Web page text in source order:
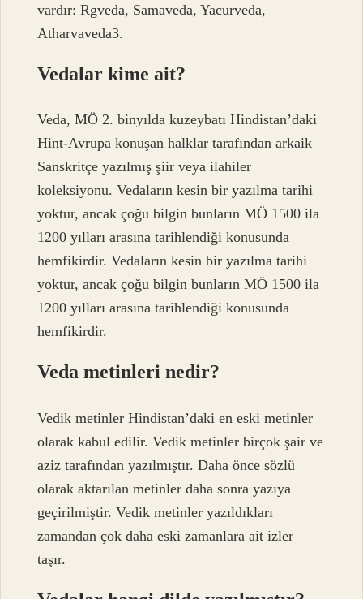
vardır: Rgveda, Samaveda, Yacurveda,
Atharvaveda3.
Vedalar kime ait?
Veda, MÖ 2. binyılda kuzeybatı Hindistan’daki
Hint-Avrupa konuşan halklar tarafından arkaik
Sanskritçe yazılmış şiir veya ilahiler
koleksiyonu. Vedaların kesin bir yazılma tarihi
yoktur, ancak çoğu bilgin bunların MÖ 1500 ila
1200 yılları arasına tarihlendiği konusunda
hemfikirdir. Vedaların kesin bir yazılma tarihi
yoktur, ancak çoğu bilgin bunların MÖ 1500 ila
1200 yılları arasına tarihlendiği konusunda
hemfikirdir.
Veda metinleri nedir?
Vedik metinler Hindistan’daki en eski metinler
olarak kabul edilir. Vedik metinler birçok şair ve
aziz tarafından yazılmıştır. Daha önce sözlü
olarak aktarılan metinler daha sonra yazıya
geçirilmiştir. Vedik metinler yazıldıkları
zamandan çok daha eski zamanlara ait izler
taşır.